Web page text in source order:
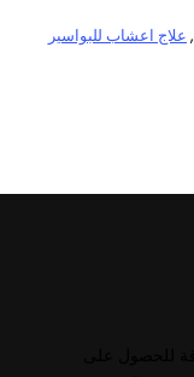
, علاج اعشاب للبواسير